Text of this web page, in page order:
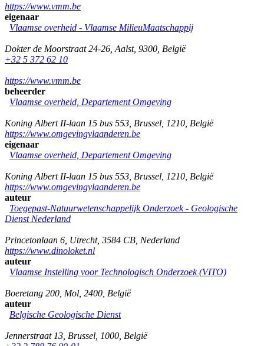
https://www.vmm.be
eigenaar
Vlaamse overheid - Vlaamse MilieuMaatschappij
Dokter de Moorstraat 24-26 Aalst, 9300 België
+32 5 372 62 10
https://www.vmm.be
beheerder
Vlaamse overheid, Departement Omgeving
Koning Albert II-laan 15 bus 553 Brussel 1210 België
https://www.omgevingvlaanderen.be
eigenaar
Vlaamse overheid, Departement Omgeving
Koning Albert II-laan 15 bus 553 Brussel 1210 België
https://www.omgevingvlaanderen.be
auteur
Toegepast-Natuurwetenschappelijk Onderzoek - Geologische
Dienst Nederland
Princetonlaan 6 Utrecht, 3584 CB Nederland
https://www.dinoloket.nl
auteur
Vlaamse Instelling voor Technologisch Onderzoek (VITO)
Boeretang 200 Mol 2400 België
auteur
Belgische Geologische Dienst
Jennerstraat 13 Brussel 1000 België